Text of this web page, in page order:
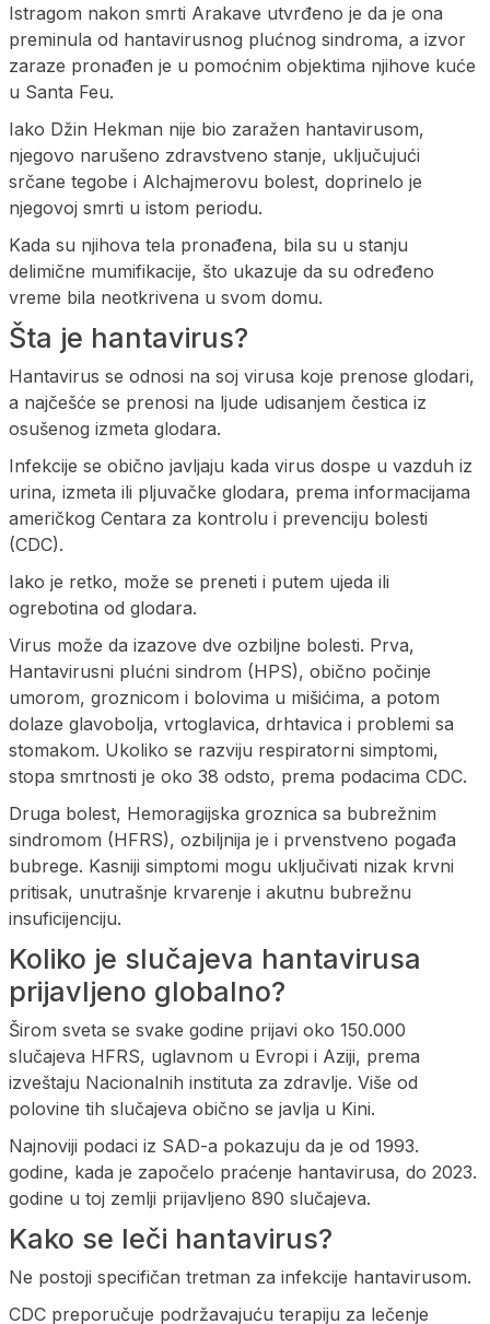
Istragom nakon smrti Arakave utvrđeno je da je ona
preminula od hantavirusnog plućnog sindroma, a izvor
zaraze pronađen je u pomoćnim objektima njihove kuće
u Santa Feu.
Iako Džin Hekman nije bio zaražen hantavirusom,
njegovo narušeno zdravstveno stanje, uključujući
srčane tegobe i Alchajmerovu bolest, doprinelo je
njegovoj smrti u istom periodu.
Kada su njihova tela pronađena, bila su u stanju
delimične mumifikacije, što ukazuje da su određeno
vreme bila neotkrivena u svom domu.
Šta je hantavirus?
Hantavirus se odnosi na soj virusa koje prenose glodari,
a najčešće se prenosi na ljude udisanjem čestica iz
osušenog izmeta glodara.
Infekcije se obično javljaju kada virus dospe u vazduh iz
urina, izmeta ili pljuvačke glodara, prema informacijama
američkog Centara za kontrolu i prevenciju bolesti
(CDC).
Iako je retko, može se preneti i putem ujeda ili
ogrebotina od glodara.
Virus može da izazove dve ozbiljne bolesti. Prva,
Hantavirusni plućni sindrom (HPS), obično počinje
umorom, groznicom i bolovima u mišićima, a potom
dolaze glavobolja, vrtoglavica, drhtavica i problemi sa
stomakom. Ukoliko se razviju respiratorni simptomi,
stopa smrtnosti je oko 38 odsto, prema podacima CDC.
Druga bolest, Hemoragijska groznica sa bubrežnim
sindromom (HFRS), ozbiljnija je i prvenstveno pogađa
bubrege. Kasniji simptomi mogu uključivati nizak krvni
pritisak, unutrašnje krvarenje i akutnu bubrežnu
insuficijenciju.
Koliko je slučajeva hantavirusa
prijavljeno globalno?
Širom sveta se svake godine prijavi oko 150.000
slučajeva HFRS, uglavnom u Evropi i Aziji, prema
izveštaju Nacionalnih instituta za zdravlje. Više od
polovine tih slučajeva obično se javlja u Kini.
Najnoviji podaci iz SAD-a pokazuju da je od 1993.
godine, kada je započelo praćenje hantavirusa, do 2023.
godine u toj zemlji prijavljeno 890 slučajeva.
Kako se leči hantavirus?
Ne postoji specifičan tretman za infekcije hantavirusom.
CDC preporučuje podržavajuću terapiju za lečenje